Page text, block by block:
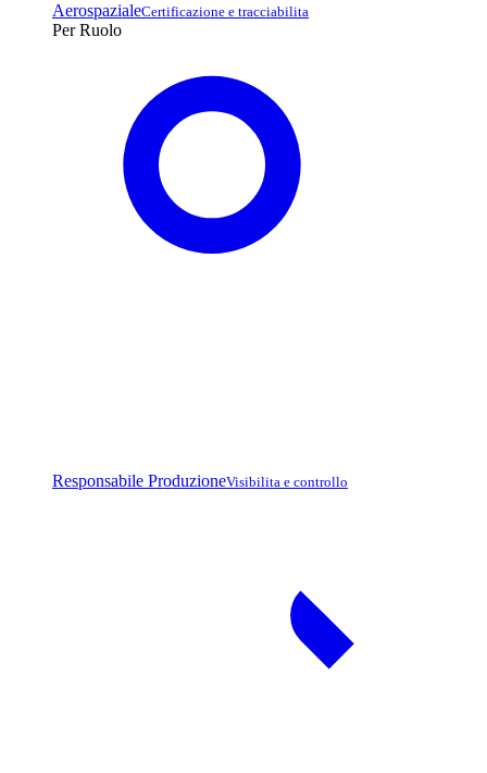
AerospazialeCertificazione e tracciabilita
Per Ruolo
Responsabile ProduzioneVisibilita e controllo